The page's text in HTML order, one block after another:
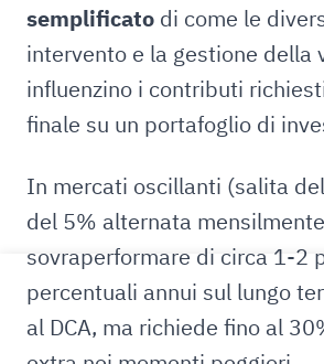
semplificato di come le
intervento e la gestione della
influenzino i contributi
finale su un portafoglio di
In mercati oscillanti (salita
del 5% alternata
sovraperformare di circa 1-2
percentuali annui sul lungo
al DCA, ma richiede fino al